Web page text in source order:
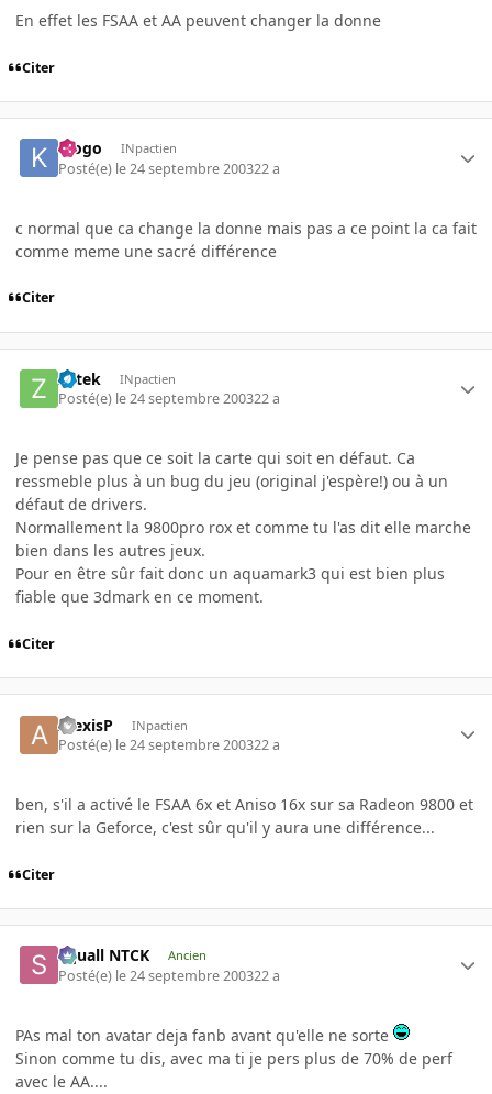
En effet les FSAA et AA peuvent changer la donne
Citer
klogo INpactien
Posté(e) le 24 septembre 200322 a
c normal que ca change la donne mais pas a ce point la ca fait
comme meme une sacré différence
Citer
Zetek INpactien
Posté(e) le 24 septembre 200322 a
Je pense pas que ce soit la carte qui soit en défaut. Ca
ressmeble plus à un bug du jeu (original j'espère!) ou à un
défaut de drivers.
Normallement la 9800pro rox et comme tu l'as dit elle marche
bien dans les autres jeux.
Pour en être sûr fait donc un aquamark3 qui est bien plus
fiable que 3dmark en ce moment.
Citer
AlexisP INpactien
Posté(e) le 24 septembre 200322 a
ben, s'il a activé le FSAA 6x et Aniso 16x sur sa Radeon 9800 et
rien sur la Geforce, c'est sûr qu'il y aura une différence...
Citer
Squall NTCK Ancien
Posté(e) le 24 septembre 200322 a
PAs mal ton avatar deja fanb avant qu'elle ne sorte
Sinon comme tu dis, avec ma ti je pers plus de 70% de perf
avec le AA....